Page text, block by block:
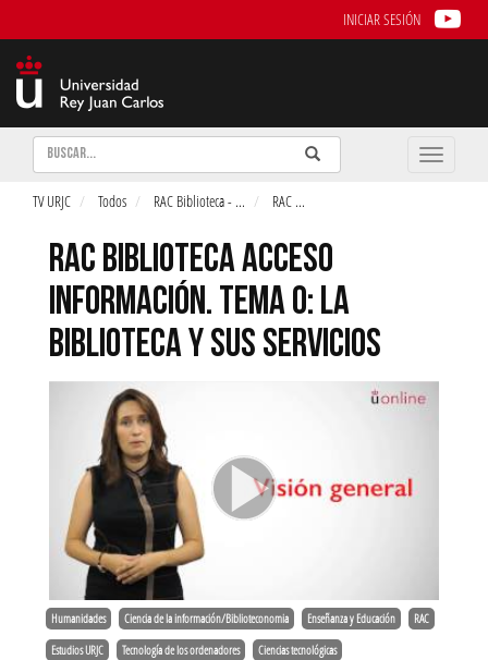
INICIAR SESIÓN
Buscar Enviar
Buscar
Toggle
TV URJC Todos RAC Biblioteca - ... RAC ...
RAC BIBLIOTECA ACCESO
INFORMACIÓN. TEMA 0: LA
BIBLIOTECA Y SUS SERVICIOS
Humanidades Ciencia de la información/Biblioteconomia Enseñanza y Educación RAC
Estudios URJC Tecnología de los ordenadores Ciencias tecnológicas